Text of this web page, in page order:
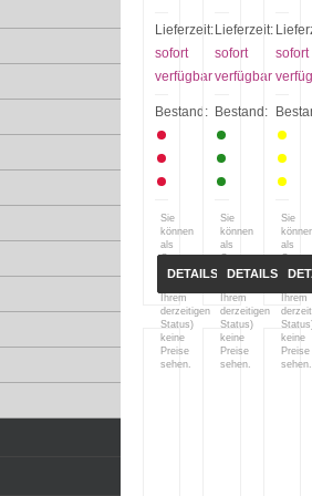
Lieferzeit:
sofort
verfügbar
Bestand:
Sie
können
als
Gast
(bzw.
Ihrem
derzeitigen
Status)
keine
Preise
sehen.
DETAILS
Lieferzeit:
sofort
verfügbar
Bestand:
Sie
können
als
Gast
(bzw.
Ihrem
derzeitigen
Status)
keine
Preise
sehen.
DETAILS
sofort
Sie
als
Gast
(bzw.
Ihrem
keine
Preise
sehen.